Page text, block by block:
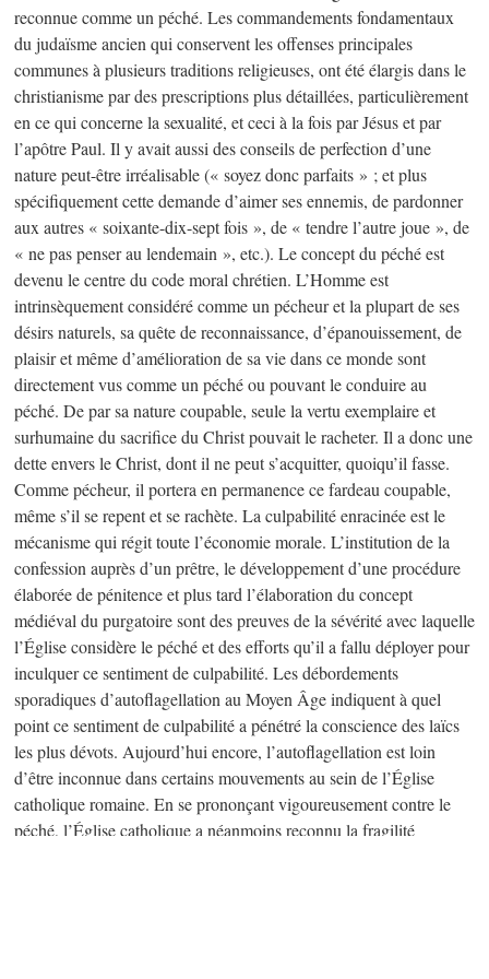
reconnue comme un péché. Les commandements fondamentaux
du judaïsme ancien qui conservent les offenses principales
communes à plusieurs traditions religieuses, ont été élargis dans le
christianisme par des prescriptions plus détaillées, particulièrement
en ce qui concerne la sexualité, et ceci à la fois par Jésus et par
l’apôtre Paul. Il y avait aussi des conseils de perfection d’une
nature peut-être irréalisable (« soyez donc parfaits » ; et plus
spécifiquement cette demande d’aimer ses ennemis, de pardonner
aux autres « soixante-dix-sept fois », de « tendre l’autre joue », de
« ne pas penser au lendemain », etc.). Le concept du péché est
devenu le centre du code moral chrétien. L’Homme est
intrinsèquement considéré comme un pécheur et la plupart de ses
désirs naturels, sa quête de reconnaissance, d’épanouissement, de
plaisir et même d’amélioration de sa vie dans ce monde sont
directement vus comme un péché ou pouvant le conduire au
péché. De par sa nature coupable, seule la vertu exemplaire et
surhumaine du sacrifice du Christ pouvait le racheter. Il a donc une
dette envers le Christ, dont il ne peut s’acquitter, quoiqu’il fasse.
Comme pécheur, il portera en permanence ce fardeau coupable,
même s’il se repent et se rachète. La culpabilité enracinée est le
mécanisme qui régit toute l’économie morale. L’institution de la
confession auprès d’un prêtre, le développement d’une procédure
élaborée de pénitence et plus tard l’élaboration du concept
médiéval du purgatoire sont des preuves de la sévérité avec laquelle
l’Église considère le péché et des efforts qu’il a fallu déployer pour
inculquer ce sentiment de culpabilité. Les débordements
sporadiques d’autoflagellation au Moyen Âge indiquent à quel
point ce sentiment de culpabilité a pénétré la conscience des laïcs
les plus dévots. Aujourd’hui encore, l’autoflagellation est loin
d’être inconnue dans certains mouvements au sein de l’Église
catholique romaine. En se prononçant vigoureusement contre le
péché, l’Église catholique a néanmoins reconnu la fragilité